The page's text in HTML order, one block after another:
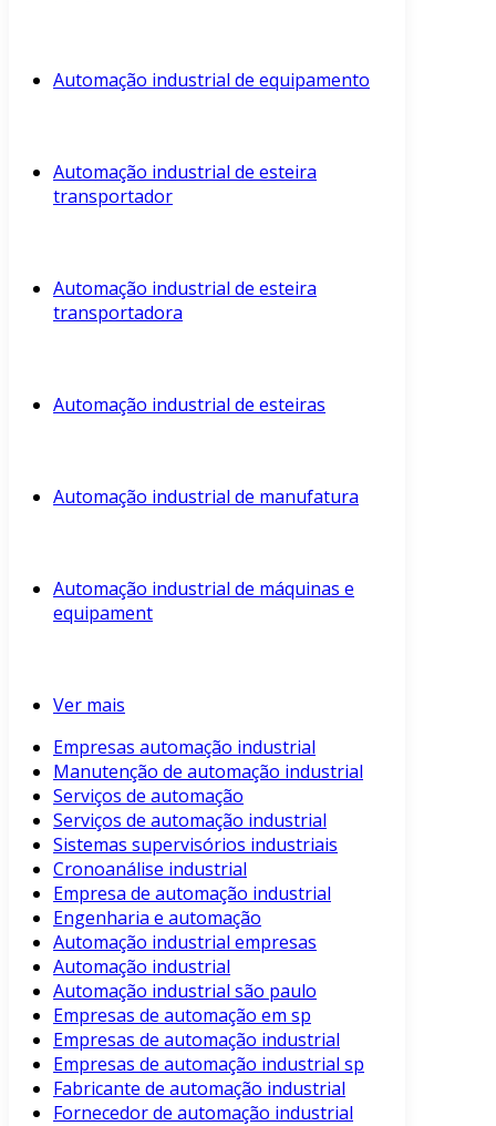
Automação industrial de equipamento
Automação industrial de esteira
transportador
Automação industrial de esteira
transportadora
Automação industrial de esteiras
Automação industrial de manufatura
Automação industrial de máquinas e
equipament
Ver mais
Empresas automação industrial
Manutenção de automação industrial
Serviços de automação
Serviços de automação industrial
Sistemas supervisórios industriais
Cronoanálise industrial
Empresa de automação industrial
Engenharia e automação
Automação industrial empresas
Automação industrial
Automação industrial são paulo
Empresas de automação em sp
Empresas de automação industrial
Empresas de automação industrial sp
Fabricante de automação industrial
Fornecedor de automação industrial